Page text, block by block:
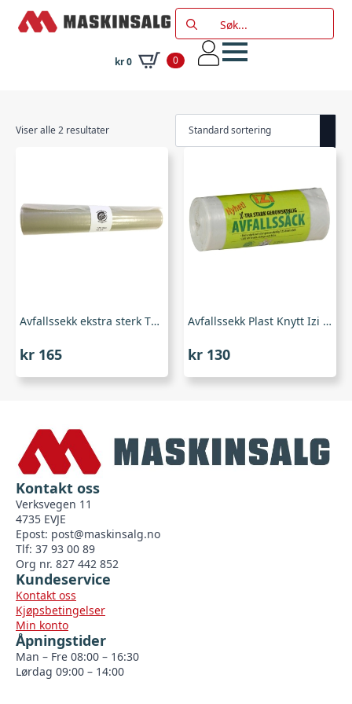
Search
for:
kr0 0
Viser alle 2 resultater
Avfallssekk ekstra sterk TR125L
kr 165
Avfallssekk Plast Knytt Izi 125L
kr 130
Kontakt oss
Verksvegen 11
4735 EVJE
Epost: post@maskinsalg.no
Tlf: 37 93 00 89
Org nr. 827 442 852
Kundeservice
Kontakt oss
Kjøpsbetingelser
Min konto
Åpningstider
Man – Fre 08:00 – 16:30
Lørdag 09:00 – 14:00